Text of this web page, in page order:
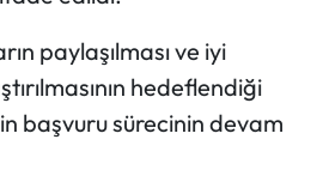
paylaşılması ve iyi
hedeflendiği
başvuru sürecinin devam